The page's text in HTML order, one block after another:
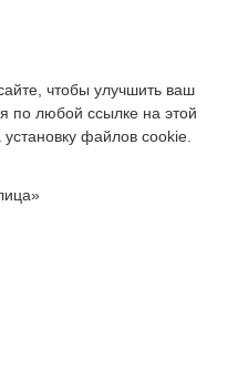
чтобы улучшить ваш
по любой ссылке на этой
файлов cookie.